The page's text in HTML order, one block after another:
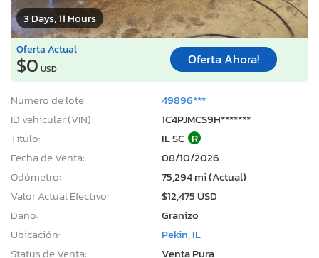
3 Days, 11 Hours
Oferta Actual
$0 USD
Oferta Ahora!
Número de lote:
49896***
ID vehicular (VIN):
1C4PJMCS9H*******
Título:
IL SC R
Fecha de Venta:
08/10/2026
Odómetro:
75,294 mi (Actual)
Valor Actual Efectivo:
$12,475 USD
Daño:
Granizo
Ubicación:
Pekin, IL
Status de Venta:
Venta Pura